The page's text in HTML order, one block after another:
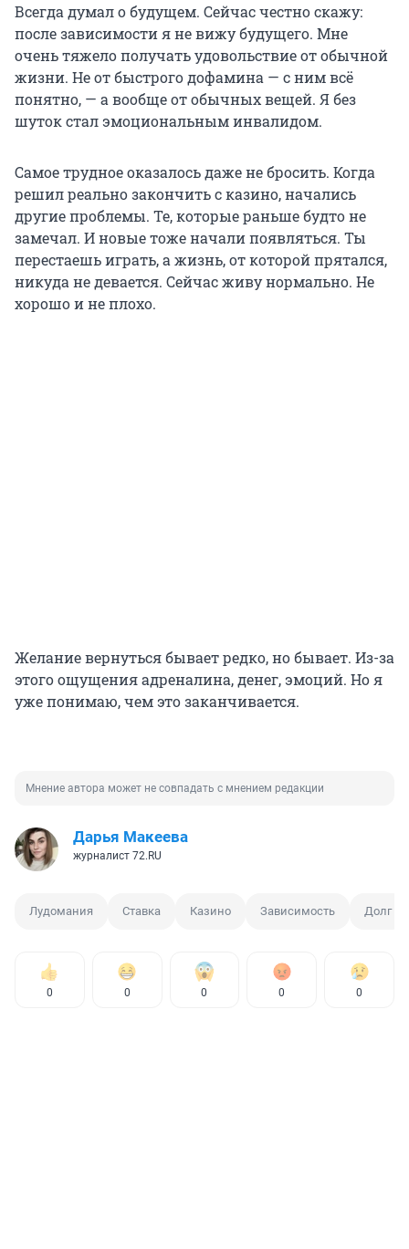
Всегда думал о будущем. Сейчас честно скажу:
после зависимости я не вижу будущего. Мне
очень тяжело получать удовольствие от обычной
жизни. Не от быстрого дофамина — с ним всё
понятно, — а вообще от обычных вещей. Я без
шуток стал эмоциональным инвалидом.
Самое трудное оказалось даже не бросить. Когда
решил реально закончить с казино, начались
другие проблемы. Те, которые раньше будто не
замечал. И новые тоже начали появляться. Ты
перестаешь играть, а жизнь, от которой прятался,
никуда не девается. Сейчас живу нормально. Не
хорошо и не плохо.
Желание вернуться бывает редко, но бывает. Из-за
этого ощущения адреналина, денег, эмоций. Но я
уже понимаю, чем это заканчивается.
Мнение автора может не совпадать с мнением редакции
Дарья Макеева
журналист 72.RU
Лудомания Ставка Казино Зависимость Долг
0 0 0 0 0